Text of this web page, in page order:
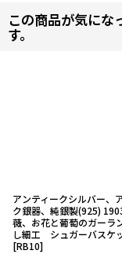
この商品が気にな
す。
アンティークシルバー、
ク銀器、純銀製(925)
薇、お花と葡萄のガーラ
し細工 シュガーバスケ
[RB10]